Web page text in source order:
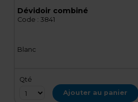
Dévidoir combiné
Code : 3841
Blanc
Qté
Ajouter au panier